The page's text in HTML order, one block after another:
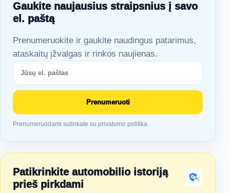
Gaukite naujausius straipsnius į savo
el. paštą
Prenumeruokite ir gaukite naudingus patarimus,
ataskaitų įžvalgas ir rinkos naujienas.
Prenumeruoti
Prenumeruodami sutinkate su privatumo politika.
Patikrinkite automobilio istoriją
prieš pirkdami